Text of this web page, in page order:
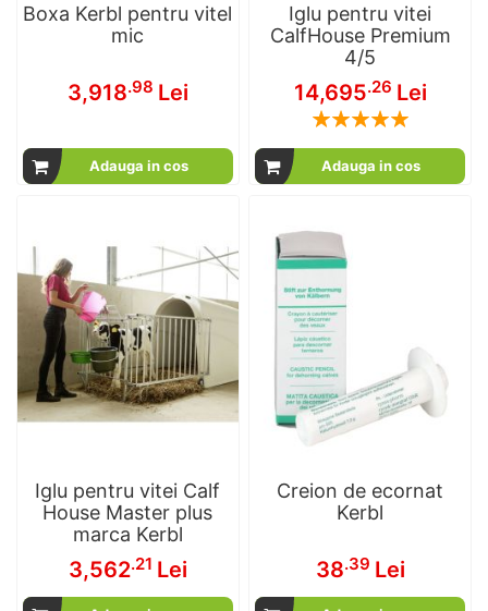
Boxa Kerbl pentru vitel
mic
3,918.98 Lei
Adauga in cos
Iglu pentru vitei
CalfHouse Premium
4/5
14,695.26 Lei
Rating:
Adauga in cos
Iglu pentru vitei Calf
House Master plus
marca Kerbl
3,562.21 Lei
Creion de ecornat
Kerbl
38.39 Lei